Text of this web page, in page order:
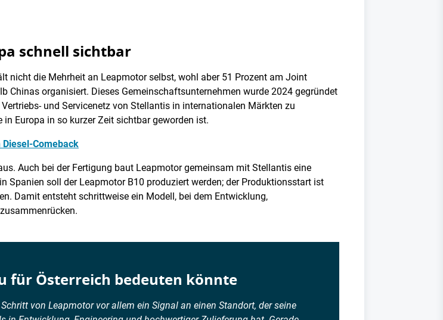
schnell sichtbar
nicht die Mehrheit an Leapmotor selbst, wohl aber 51 Prozent am Joint
Chinas organisiert. Dieses Gemeinschaftsunternehmen wurde 2024 gegründet
und Servicenetz von Stellantis in internationalen Märkten zu
Europa in so kurzer Zeit sichtbar geworden ist.
Comeback
Auch bei der Fertigung baut Leapmotor gemeinsam mit Stellantis eine
Spanien soll der Leapmotor B10 produziert werden; der Produktionsstart ist
Damit entsteht schrittweise ein Modell, bei dem Entwicklung,
für Österreich bedeuten könnte
von Leapmotor vor allem ein Signal an einen Standort, der seine